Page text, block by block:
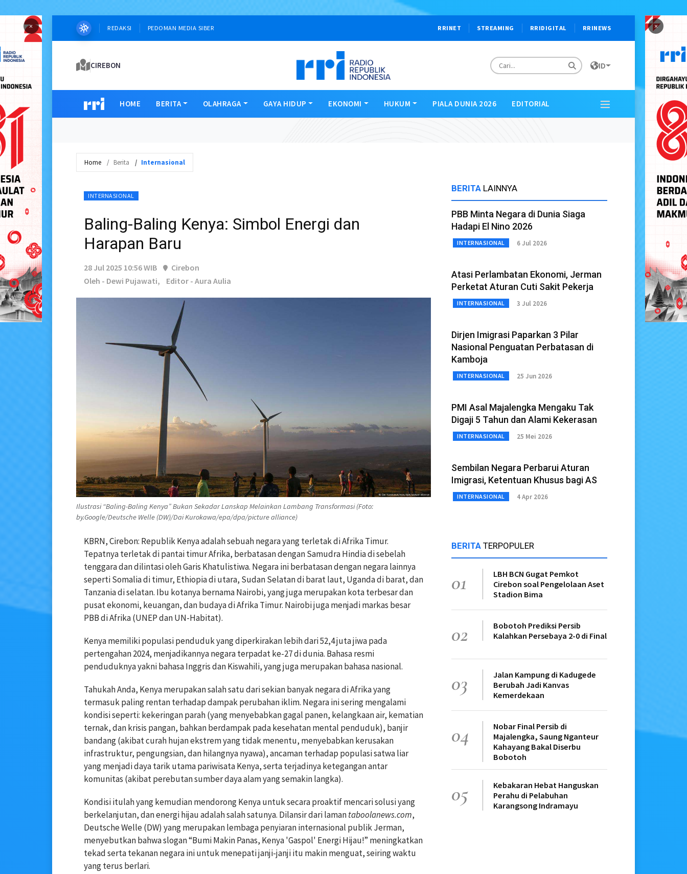
× ×
REDAKSI PEDOMAN MEDIA SIBER RRINET STREAMING RRIDIGITAL RRINEWS
CIREBON ID
HOME BERITA OLAHRAGA GAYA HIDUP EKONOMI HUKUM PIALA DUNIA 2026 EDITORIAL
Home Berita Internasional
INTERNASIONAL
Baling-Baling Kenya: Simbol Energi dan
Harapan Baru
28 Jul 2025 10:56 WIB
Cirebon
Oleh - Dewi Pujawati,
Editor - Aura Aulia
Ilustrasi “Baling-Baling Kenya” Bukan Sekadar Lanskap Melainkan Lambang Transformasi (Foto:
by.Google/Deutsche Welle (DW)/Dai Kurokawa/epa/dpa/picture alliance)
KBRN, Cirebon: Republik Kenya adalah sebuah negara yang terletak di Afrika Timur.
Tepatnya terletak di pantai timur Afrika, berbatasan dengan Samudra Hindia di sebelah
tenggara dan dilintasi oleh Garis Khatulistiwa. Negara ini berbatasan dengan negara lainnya
seperti Somalia di timur, Ethiopia di utara, Sudan Selatan di barat laut, Uganda di barat, dan
Tanzania di selatan. Ibu kotanya bernama Nairobi, yang juga merupakan kota terbesar dan
pusat ekonomi, keuangan, dan budaya di Afrika Timur. Nairobi juga menjadi markas besar
PBB di Afrika (UNEP dan UN-Habitat).
Kenya memiliki populasi penduduk yang diperkirakan lebih dari 52,4 juta jiwa pada
pertengahan 2024, menjadikannya negara terpadat ke-27 di dunia. Bahasa resmi
penduduknya yakni bahasa Inggris dan Kiswahili, yang juga merupakan bahasa nasional.
Tahukah Anda, Kenya merupakan salah satu dari sekian banyak negara di Afrika yang
termasuk paling rentan terhadap dampak perubahan iklim. Negara ini sering mengalami
kondisi seperti: kekeringan parah (yang menyebabkan gagal panen, kelangkaan air, kematian
ternak, dan krisis pangan, bahkan berdampak pada kesehatan mental penduduk), banjir
bandang (akibat curah hujan ekstrem yang tidak menentu, menyebabkan kerusakan
infrastruktur, pengungsian, dan hilangnya nyawa), ancaman terhadap populasi satwa liar
yang menjadi daya tarik utama pariwisata Kenya, serta terjadinya ketegangan antar
komunitas (akibat perebutan sumber daya alam yang semakin langka).
Kondisi itulah yang kemudian mendorong Kenya untuk secara proaktif mencari solusi yang
berkelanjutan, dan energi hijau adalah salah satunya. Dilansir dari lamantaboolanews.com,
Deutsche Welle (DW) yang merupakan lembaga penyiaran internasional publik Jerman,
menyebutkan bahwa slogan “Bumi Makin Panas, Kenya 'Gaspol' Energi Hijau!” meningkatkan
tekad serta tekanan negara ini untuk menepati janji-janji itu makin menguat, seiring waktu
yang terus berlari.
BERITA LAINNYA
PBB Minta Negara di Dunia Siaga
Hadapi El Nino 2026
INTERNASIONAL 6 Jul 2026
Atasi Perlambatan Ekonomi, Jerman
Perketat Aturan Cuti Sakit Pekerja
INTERNASIONAL 3 Jul 2026
Dirjen Imigrasi Paparkan 3 Pilar
Nasional Penguatan Perbatasan di
Kamboja
INTERNASIONAL 25 Jun 2026
PMI Asal Majalengka Mengaku Tak
Digaji 5 Tahun dan Alami Kekerasan
INTERNASIONAL 25 Mei 2026
Sembilan Negara Perbarui Aturan
Imigrasi, Ketentuan Khusus bagi AS
INTERNASIONAL 4 Apr 2026
BERITA TERPOPULER
01
LBH BCN Gugat Pemkot
Cirebon soal Pengelolaan Aset
Stadion Bima
02
Bobotoh Prediksi Persib
Kalahkan Persebaya 2-0 di Final
03
Jalan Kampung di Kadugede
Berubah Jadi Kanvas
Kemerdekaan
04
Nobar Final Persib di
Majalengka, Saung Nganteur
Kahayang Bakal Diserbu
Bobotoh
05
Kebakaran Hebat Hanguskan
Perahu di Pelabuhan
Karangsong Indramayu